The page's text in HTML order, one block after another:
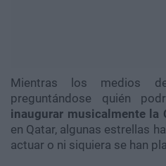
Mientras los medios
preguntándose quién
inaugurar musicalmente la
en Qatar, algunas estrellas
actuar o ni siquiera se han